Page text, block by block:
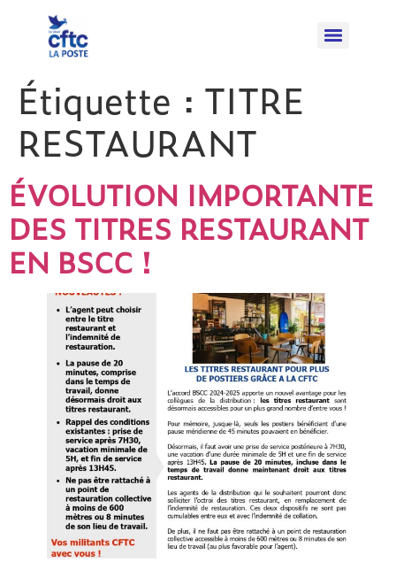
Étiquette : TITRE
RESTAURANT
ÉVOLUTION IMPORTANTE
DES TITRES RESTAURANT
EN BSCC !